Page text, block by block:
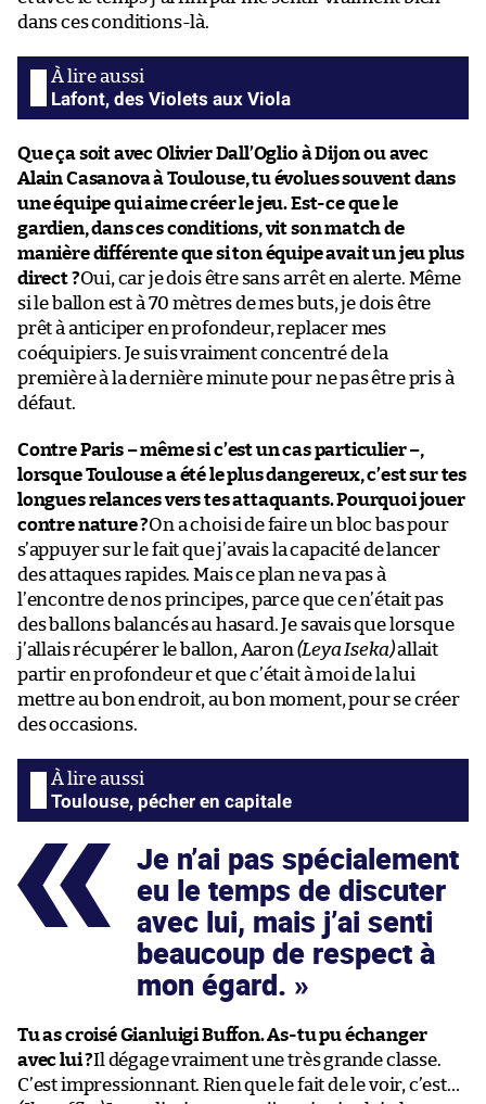
dans ces conditions-là.
Lafont, des Violets aux Viola
Que ça soit avec Olivier Dall’Oglio à Dijon ou avec
Alain Casanova à Toulouse, tu évolues souvent dans
une équipe qui aime créer le jeu. Est-ce que le
gardien, dans ces conditions, vit son match de
manière différente que si ton équipe avait un jeu plus
direct ?Oui, car je dois être sans arrêt en alerte. Même
si le ballon est à 70 mètres de mes buts, je dois être
prêt à anticiper en profondeur, replacer mes
coéquipiers. Je suis vraiment concentré de la
première à la dernière minute pour ne pas être pris à
défaut.
Contre Paris – même si c’est un cas particulier –,
lorsque Toulouse a été le plus dangereux, c’est sur tes
longues relances vers tes attaquants. Pourquoi jouer
contre nature ?On a choisi de faire un bloc bas pour
s’appuyer sur le fait que j’avais la capacité de lancer
des attaques rapides. Mais ce plan ne va pas à
l’encontre de nos principes, parce que ce n’était pas
des ballons balancés au hasard. Je savais que lorsque
j’allais récupérer le ballon, Aaron (Leya Iseka)allait
partir en profondeur et que c’était à moi de la lui
mettre au bon endroit, au bon moment, pour se créer
des occasions.
Toulouse, pécher en capitale
Je n’ai pas spécialement
eu le temps de discuter
avec lui, mais j’ai senti
beaucoup de respect à
mon égard.
Tu as croisé Gianluigi Buffon. As-tu pu échanger
avec lui ?Il dégage vraiment une très grande classe.
C’est impressionnant. Rien que le fait de le voir, c’est…